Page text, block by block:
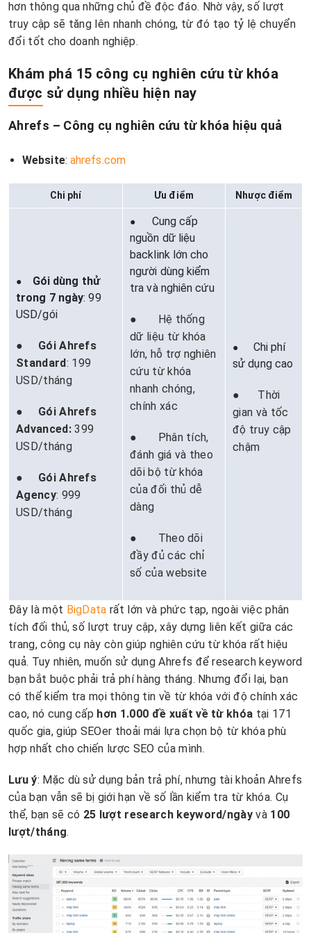
hơn thông qua những chủ đề độc đáo. Nhờ vậy, số lượt
truy cập sẽ tăng lên nhanh chóng, từ đó tạo tỷ lệ chuyển
đổi tốt cho doanh nghiệp.
Khám phá 15 công cụ nghiên cứu từ khóa
được sử dụng nhiều hiện nay
Ahrefs – Công cụ nghiên cứu từ khóa hiệu quả
Website: ahrefs.com
Chi phí Ưu điểm Nhược điểm
● Gói dùng thử
trong 7 ngày: 99
USD/gói
● Gói Ahrefs
Standard: 199
USD/tháng
● Gói Ahrefs
Advanced:399
USD/tháng
● Gói Ahrefs
Agency: 999
USD/tháng
●
Cung cấp
nguồn dữ liệu
backlink lớn cho
người dùng kiểm
tra và nghiên cứu
● Hệ thống
dữ liệu từ khóa
lớn, hỗ trợ nghiên
cứu từ khóa
nhanh chóng,
chính xác
● Phân tích,
đánh giá và theo
dõi bộ từ khóa
của đối thủ dễ
dàng
● Theo dõi
đầy đủ các chỉ
số của website
● Chi phí
sử dụng cao
● Thời
gian và tốc
độ truy cập
chậm
Đây là một BigData rất lớn và phức tạp, ngoài việc phân
tích đối thủ, số lượt truy cập, xây dựng liên kết giữa các
trang, công cụ này còn giúp nghiên cứu từ khóa rất hiệu
quả. Tuy nhiên, muốn sử dụng Ahrefs để research keyword
bạn bắt buộc phải trả phí hàng tháng. Nhưng đổi lại, bạn
có thể kiểm tra mọi thông tin về từ khóa với độ chính xác
cao, nó cung cấp hơn 1.000 đề xuất về từ khóa tại 171
quốc gia, giúp SEOer thoải mái lựa chọn bộ từ khóa phù
hợp nhất cho chiến lược SEO của mình.
Lưu ý: Mặc dù sử dụng bản trả phí, nhưng tài khoản Ahrefs
của bạn vẫn sẽ bị giới hạn về số lần kiểm tra từ khóa. Cụ
thể, bạn sẽ có 25 lượt research keyword/ngày và 100
lượt/tháng.